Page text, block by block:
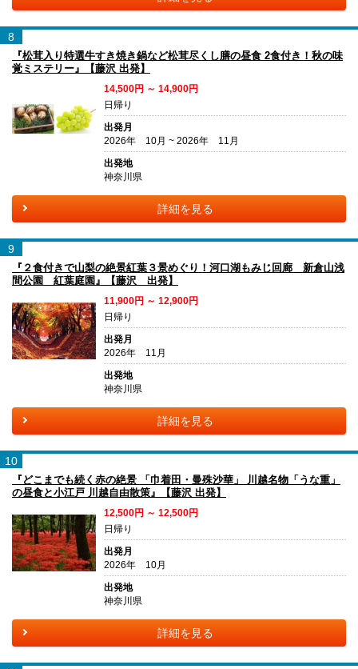
8
『松茸入り特選牛すき焼き鍋など松茸尽くし膳の昼食 2食付き！秋の味
覚ミステリー』【藤沢 出発】
14,500円 ～ 14,900円
日帰り
出発月
2026年 10月 ~ 2026年 11月
出発地
神奈川県
詳細を見る
9
『２食付きで山梨の絶景紅葉３景めぐり！河口湖もみじ回廊 新倉山浅
間公園 紅葉庭園』【藤沢 出発】
11,900円 ～ 12,900円
日帰り
出発月
2026年 11月
出発地
神奈川県
詳細を見る
10
『どこまでも続く赤の絶景 「巾着田・曼殊沙華」 川越名物「うな重」
の昼食と小江戸 川越自由散策』【藤沢 出発】
12,500円 ～ 12,500円
日帰り
出発月
2026年 10月
出発地
神奈川県
詳細を見る